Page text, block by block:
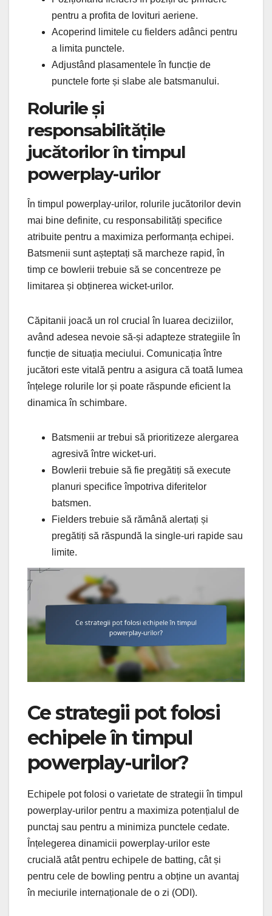
pentru a profita de lovituri aeriene.
Acoperind limitele cu fielders adânci pentru
a limita punctele.
Adjustând plasamentele în funcție de
punctele forte și slabe ale batsmanului.
Rolurile și
responsabilitățile
jucătorilor în timpul
powerplay-urilor
În timpul powerplay-urilor, rolurile jucătorilor devin
mai bine definite, cu responsabilități specifice
atribuite pentru a maximiza performanța echipei.
Batsmenii sunt așteptați să marcheze rapid, în
timp ce bowlerii trebuie să se concentreze pe
limitarea și obținerea wicket-urilor.
Căpitanii joacă un rol crucial în luarea deciziilor,
având adesea nevoie să-și adapteze strategiile în
funcție de situația meciului. Comunicația între
jucători este vitală pentru a asigura că toată lumea
înțelege rolurile lor și poate răspunde eficient la
dinamica în schimbare.
Batsmenii ar trebui să prioritizeze alergarea
agresivă între wicket-uri.
Bowlerii trebuie să fie pregătiți să execute
planuri specifice împotriva diferitelor
batsmen.
Fielders trebuie să rămână alertați și
pregătiți să răspundă la single-uri rapide sau
limite.
Ce strategii pot folosi
echipele în timpul
powerplay-urilor?
Echipele pot folosi o varietate de strategii în timpul
powerplay-urilor pentru a maximiza potențialul de
punctaj sau pentru a minimiza punctele cedate.
Înțelegerea dinamicii powerplay-urilor este
crucială atât pentru echipele de batting, cât și
pentru cele de bowling pentru a obține un avantaj
în meciurile internaționale de o zi (ODI).